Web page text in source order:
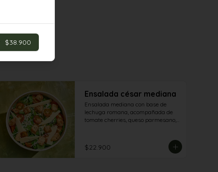
Ensalada césar mediana
Ensalada mediana con base de
lechuga romana, acompañada de
tomate cherries, queso parmesano,
$22.900
$38.900